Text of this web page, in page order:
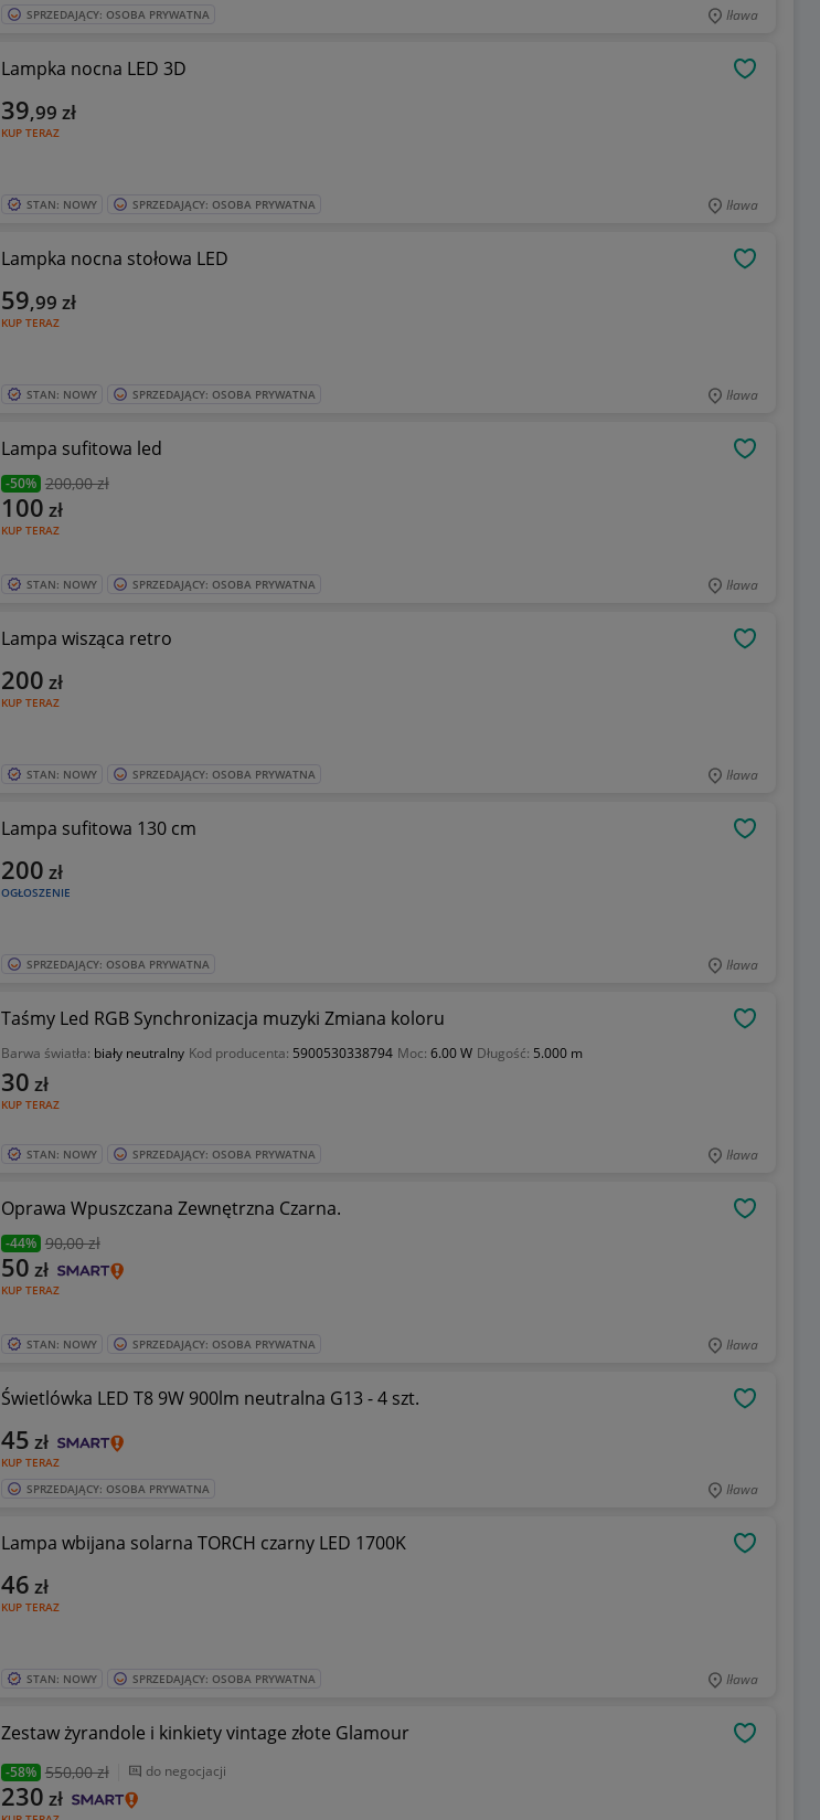
SPRZEDAJĄCY: OSOBA PRYWATNA Iława
Lampka nocna LED 3D
KUP TERAZ
39,99 zł
STAN: NOWY SPRZEDAJĄCY: OSOBA PRYWATNA Iława
Lampka nocna stołowa LED
KUP TERAZ
59,99 zł
STAN: NOWY SPRZEDAJĄCY: OSOBA PRYWATNA Iława
Lampa sufitowa led
-50% 200,00 zł
KUP TERAZ
100 zł
STAN: NOWY SPRZEDAJĄCY: OSOBA PRYWATNA Iława
Lampa wisząca retro
KUP TERAZ
200 zł
STAN: NOWY SPRZEDAJĄCY: OSOBA PRYWATNA Iława
Lampa sufitowa 130 cm
OGŁOSZENIE
200 zł
SPRZEDAJĄCY: OSOBA PRYWATNA Iława
Taśmy Led RGB Synchronizacja muzyki Zmiana koloru
Barwa światła: biały neutralny Kod producenta: 5900530338794 Moc: 6.00 W Długość: 5.000 m
KUP TERAZ
30 zł
STAN: NOWY SPRZEDAJĄCY: OSOBA PRYWATNA Iława
Oprawa Wpuszczana Zewnętrzna Czarna.
-44% 90,00 zł
KUP TERAZ
50 zł
STAN: NOWY SPRZEDAJĄCY: OSOBA PRYWATNA Iława
Świetlówka LED T8 9W 900lm neutralna G13 - 4 szt.
KUP TERAZ
45 zł
SPRZEDAJĄCY: OSOBA PRYWATNA Iława
Lampa wbijana solarna TORCH czarny LED 1700K
KUP TERAZ
46 zł
STAN: NOWY SPRZEDAJĄCY: OSOBA PRYWATNA Iława
Zestaw żyrandole i kinkiety vintage złote Glamour
-58% 550,00 zł do negocjacji
230 zł